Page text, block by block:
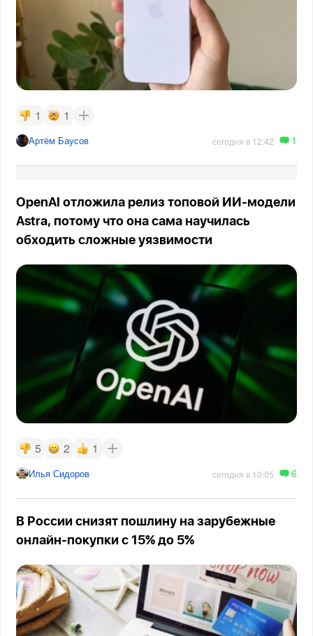
1 1
Артём Баусов сегодня в 12:42 1
OpenAI отложила релиз топовой ИИ-модели
Astra, потому что она сама научилась
обходить сложные уязвимости
5 2 1
Илья Сидоров сегодня в 10:05 6
В России снизят пошлину на зарубежные
онлайн-покупки с 15% до 5%